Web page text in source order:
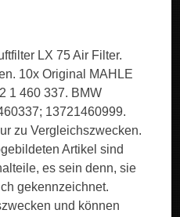
LX 75 Air Filter.
10x Original MAHLE
1 460 337. BMW
13721460999.
zu Vergleichszwecken.
Artikel sind
es sein denn, sie
gekennzeichnet.
und können